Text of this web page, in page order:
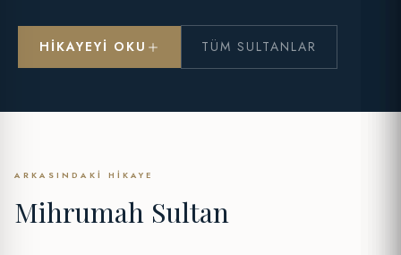
HIKAYEYI OKU TÜM SULTANLAR
ARKASINDAKI HIKAYE
Mihrumah Sultan